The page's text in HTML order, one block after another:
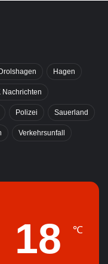
Drolshagen Hagen
Nachrichten
Polizei Sauerland
Verkehrsunfall
18 ℃